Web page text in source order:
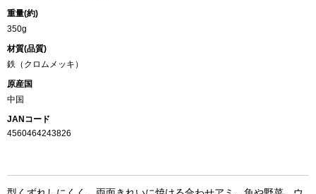
重量(約)
350g
材質(品質)
鉄（クロムメッキ）
原産国
中国
JANコード
4560464243826